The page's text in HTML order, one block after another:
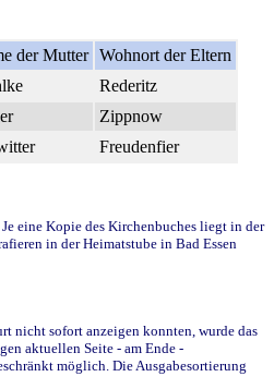
der Mutter Wohnort der Eltern
Rederitz
Zippnow
Freudenfier
eine Kopie des Kirchenbuches liegt in der
in der Heimatstube in Bad Essen
nicht sofort anzeigen konnten, wurde das
aktuellen Seite - am Ende -
möglich. Die Ausgabesortierung